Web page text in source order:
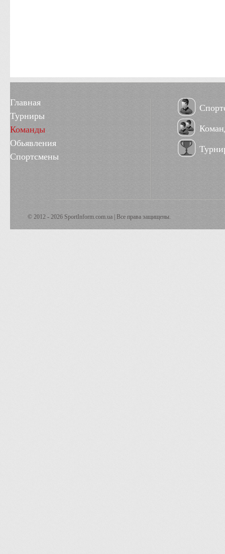
Главная
Турниры
Команды
Обьявления
Спортсмены
© 2012 - 2026 SportInform.com.ua | Все права защищены.